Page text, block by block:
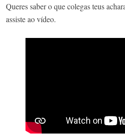
Queres saber o que colegas teus
assiste ao vídeo.